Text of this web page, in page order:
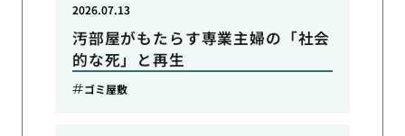
汚部屋がもたらす専業主婦の「社会
的な死」と再生
2026.07.13
ゴミ屋敷